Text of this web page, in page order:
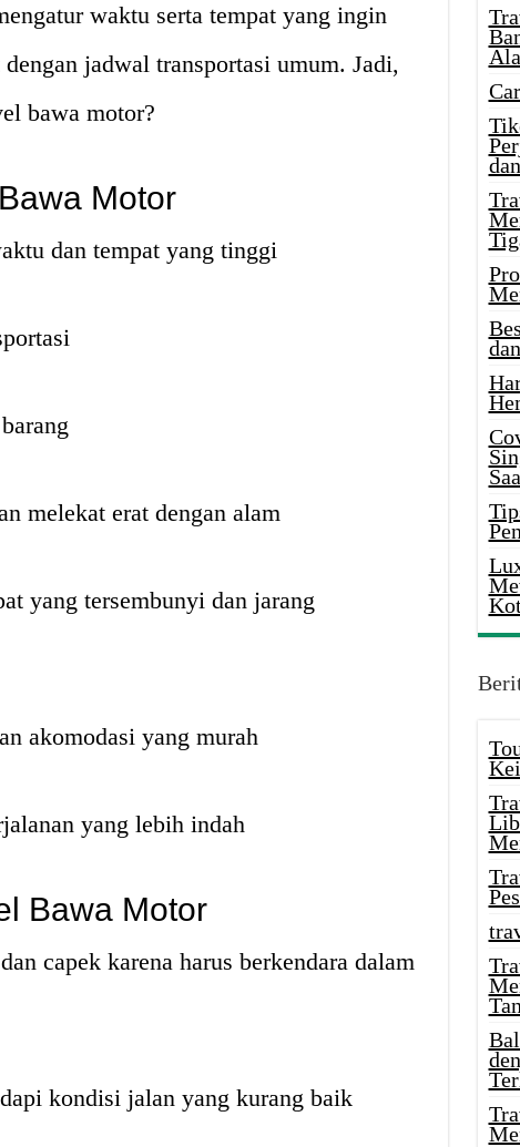
waktu serta tempat yang ingin
jadwal transportasi umum. Jadi,
bawa motor?
Motor
dan tempat yang tinggi
melekat erat dengan alam
yang tersembunyi dan jarang
akomodasi yang murah
yang lebih indah
Bawa Motor
capek karena harus berkendara dalam
kondisi jalan yang kurang baik